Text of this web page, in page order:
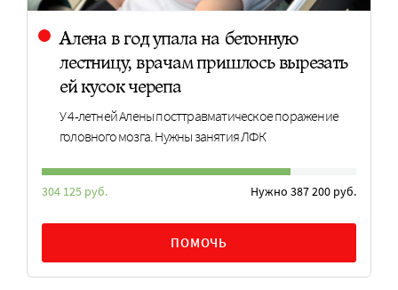
Алена в год упала на бетонную
лестницу, врачам пришлось вырезать
ей кусок черепа
У 4-летней Алены посттравматическое поражение
головного мозга. Нужны занятия ЛФК
304 125 руб. Нужно 387 200 руб.
ПОМОЧЬ